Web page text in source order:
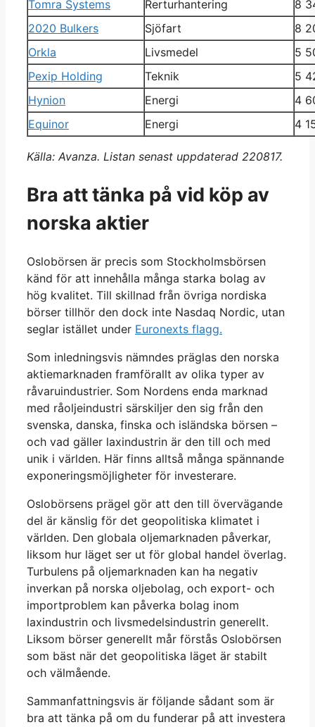
Tomra Systems Rerturhantering
8
2020 Bulkers
Sjöfart
8
Orkla
Livsmedel
5
Pexip Holding
Teknik
5
Hynion
Energi
4
Equinor
Energi 4
Källa: Avanza. Listan senast uppdaterad 220817.
Bra att tänka på vid köp av
norska aktier
Oslobörsen är precis som Stockholmsbörsen
känd för att innehålla många starka bolag av
hög kvalitet. Till skillnad från övriga nordiska
börser tillhör den dock inte Nasdaq Nordic, utan
seglar istället under Euronexts flagg.
Som inledningsvis nämndes präglas den norska
aktiemarknaden framförallt av olika typer av
råvaruindustrier. Som Nordens enda marknad
med råoljeindustri särskiljer den sig från den
svenska, danska, finska och isländska börsen –
och vad gäller laxindustrin är den till och med
unik i världen. Här finns alltså många spännande
exponeringsmöjligheter för investerare.
Oslobörsens prägel gör att den till övervägande
del är känslig för det geopolitiska klimatet i
världen. Den globala oljemarknaden påverkar,
liksom hur läget ser ut för global handel överlag.
Turbulens på oljemarknaden kan ha negativ
inverkan på norska oljebolag, och export- och
importproblem kan påverka bolag inom
laxindustrin och livsmedelsindustrin generellt.
Liksom börser generellt mår förstås Oslobörsen
som bäst när det geopolitiska läget är stabilt
och välmående.
Sammanfattningsvis är följande sådant som är
bra att tänka på om du funderar på att investera